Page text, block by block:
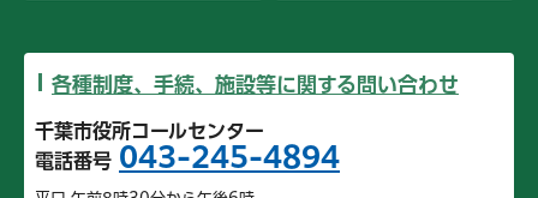
各種制度、手続、施設等に関する問い合わせ
千葉市役所コールセンター
電話番号 043-245-4894